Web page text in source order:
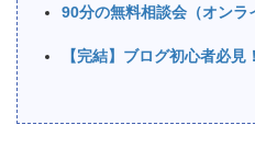
90分の無料相談会（オンラ
【完結】ブログ初心者必